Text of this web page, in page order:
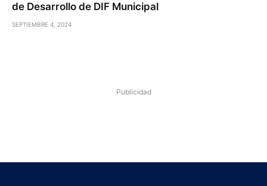
de Desarrollo de DIF Municipal
SEPTIEMBRE 4, 2024
Publicidad